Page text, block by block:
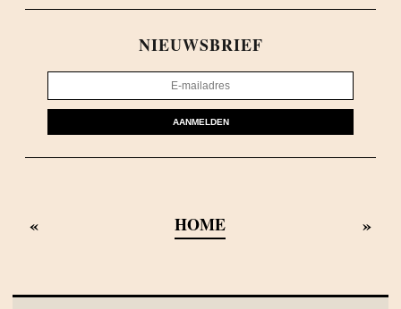
NIEUWSBRIEF
AANMELDEN
« HOME »